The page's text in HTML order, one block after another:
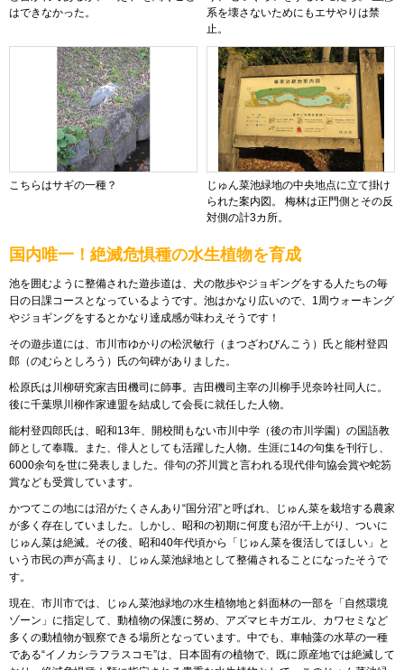
はできなかった。
系を壊さないためにもエサやりは禁
止。
こちらはサギの一種？
じゅん菜池緑地の中央地点に立て掛け
られた案内図。 梅林は正門側とその反
対側の計3カ所。
国内唯一！絶滅危惧種の水生植物を育成
池を囲むように整備された遊歩道は、犬の散歩やジョギングをする人たちの毎
日の日課コースとなっているようです。池はかなり広いので、1周ウォーキング
やジョギングをするとかなり達成感が味わえそうです！
その遊歩道には、市川市ゆかりの松沢敏行（まつざわびんこう）氏と能村登四
郎（のむらとしろう）氏の句碑がありました。
松原氏は川柳研究家吉田機司に師事。吉田機司主宰の川柳手児奈吟社同人に。
後に千葉県川柳作家連盟を結成して会長に就任した人物。
能村登四郎氏は、昭和13年、開校間もない市川中学（後の市川学園）の国語教
師として奉職。また、俳人としても活躍した人物。生涯に14の句集を刊行し、
6000余句を世に発表しました。俳句の芥川賞と言われる現代俳句協会賞や蛇笏
賞なども受賞しています。
かつてこの地には沼がたくさんあり“国分沼”と呼ばれ、じゅん菜を栽培する農家
が多く存在していました。しかし、昭和の初期に何度も沼が干上がり、ついに
じゅん菜は絶滅。その後、昭和40年代頃から「じゅん菜を復活してほしい」と
いう市民の声が高まり、じゅん菜池緑地として整備されることになったそうで
す。
現在、市川市では、じゅん菜池緑地の水生植物地と斜面林の一部を「自然環境
ゾーン」に指定して、動植物の保護に努め、アズマヒキガエル、カワセミなど
多くの動植物が観察できる場所となっています。中でも、車軸藻の水草の一種
である“イノカシラフラスコモ”は、日本固有の植物で、既に原産地では絶滅して